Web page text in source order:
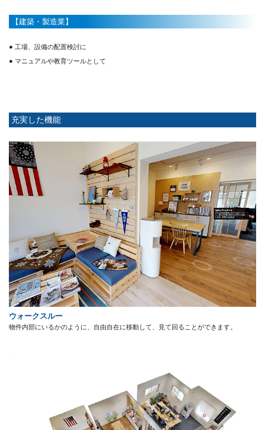
【建築・製造業】
● 工場、設備の配置検討に
● マニュアルや教育ツールとして
充実した機能
ウォークスルー
物件内部にいるかのように、自由自在に移動して、見て回ることができます。